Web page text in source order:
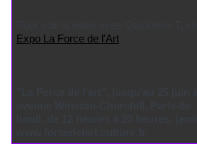
Expo La Force de l'Art